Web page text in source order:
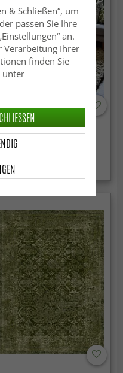
- Aliste Wool
(alabaster gleam)
88.99
& Schließen“, um
passen Sie Ihre
an.
Ihrer
finden Sie
unter